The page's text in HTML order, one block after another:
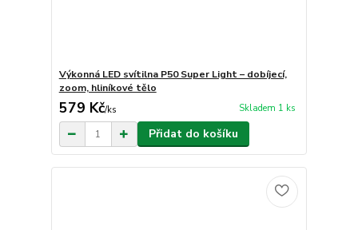
Výkonná LED svítilna P50 Super Light – dobíjecí,
zoom, hliníkové tělo
579 Kč/ks Skladem 1 ks
Přidat do košíku